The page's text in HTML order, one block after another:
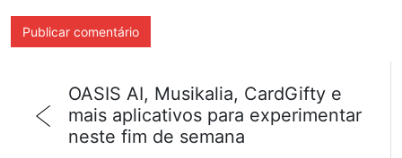
OASIS AI, Musikalia, CardGifty e
mais aplicativos para experimentar
neste fim de semana